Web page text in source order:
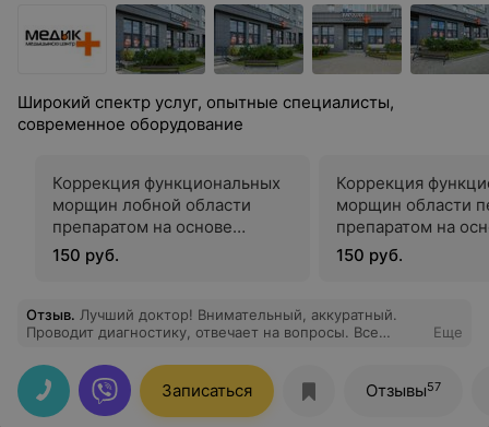
Широкий спектр услуг, опытные специалисты,
современное оборудование
Коррекция функциональных
морщин лобной области
препаратом на основе
ботулотоксина
150 руб.
Коррекция
морщин области
препаратом на
ботулотоксина
150 руб.
Отзыв. Лучший доктор! Внимательный, аккуратный.
Проводит диагностику, отвечает на вопросы. Все
другие врачи и помог с этим разобраться. Все это с
поддержкой и без запугиваний. Спасибо!
Еще
Записаться Отзывы57